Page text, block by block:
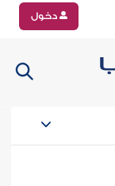
دخول